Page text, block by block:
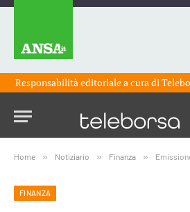
Responsabilità editoriale a cura di
Home » Notiziario » Finanza » Emissione BTP dual
FINANZA